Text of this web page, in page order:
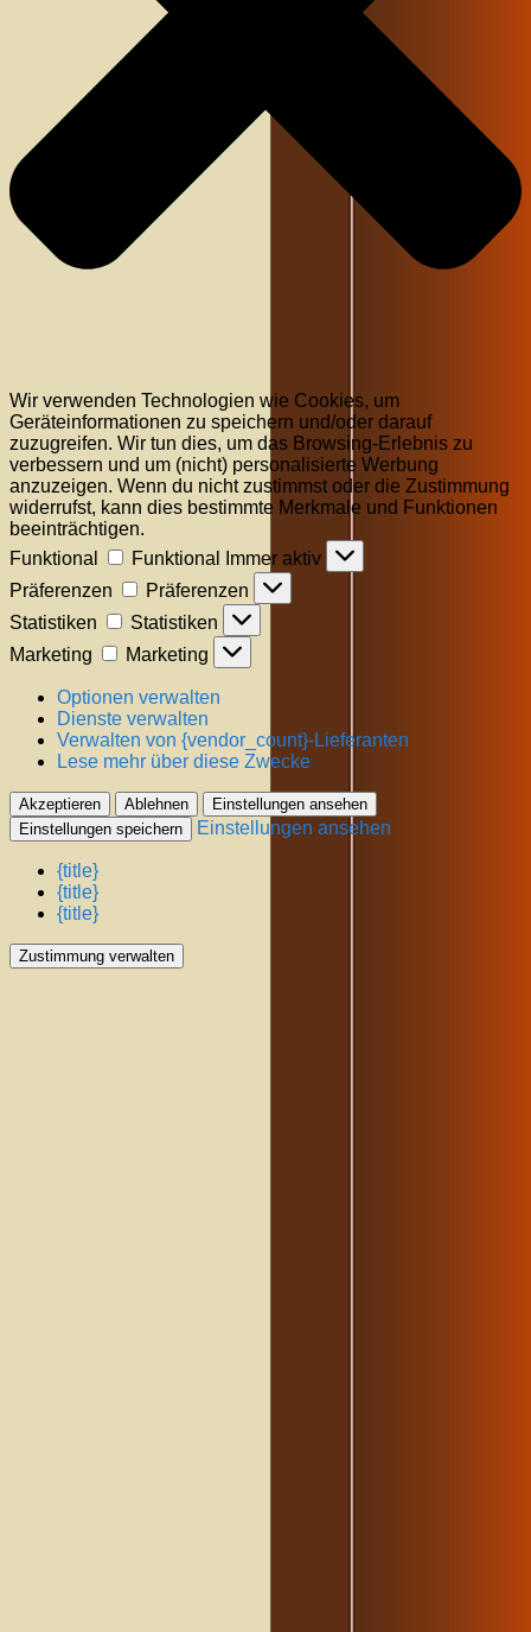
Wir verwenden Technologien wie Cookies, um
Geräteinformationen zu speichern und/oder darauf
zuzugreifen. Wir tun dies, um das Browsing-Erlebnis zu
verbessern und um (nicht) personalisierte Werbung
anzuzeigen. Wenn du nicht zustimmst oder die Zustimmung
widerrufst, kann dies bestimmte Merkmale und Funktionen
beeinträchtigen.
Funktional
Funktional
Immer aktiv
Präferenzen
Präferenzen
Statistiken
Statistiken
Marketing
Marketing
Optionen verwalten
Dienste verwalten
Verwalten von {vendor_count}-Lieferanten
Lese mehr über diese Zwecke
Akzeptieren Ablehnen
Einstellungen ansehen
Einstellungen speichern
Einstellungen ansehen
{title}
{title}
{title}
Zustimmung verwalten